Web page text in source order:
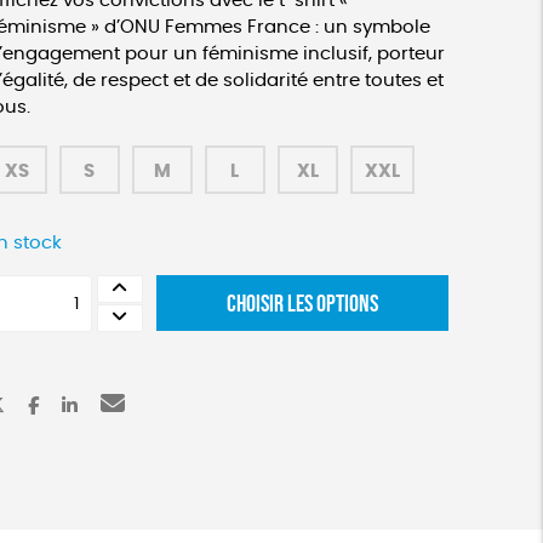
» d’ONU Femmes France : un symbole
pour un féminisme inclusif, porteur
de respect et de solidarité entre toutes et
XS S M L XL XXL
stock
CHOISIR LES OPTIONS